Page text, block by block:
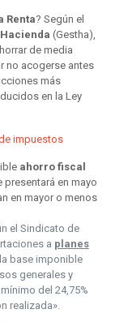
Renta? Según el
(Gestha),
de media
no acogerse antes
más
en la Ley
ahorro fiscal
presentará en mayo
en mayor o menos
el Sindicato de
a planes
base imponible
generales y
del 24,75%
realizada».